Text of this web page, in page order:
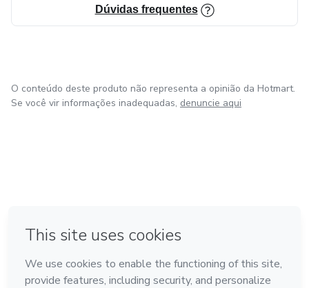
Dúvidas frequentes
O conteúdo deste produto não representa a opinião da Hotmart.
Se você vir informações inadequadas, denuncie aqui
Feito com ❤ na Cidade do México